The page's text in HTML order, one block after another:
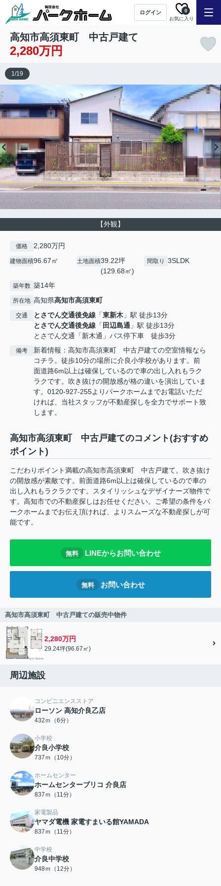
ログイン
お気に入り
0
高知市高須東町 中古戸建て
2,280万円
【外観】
1/19
価格 2,280万円
建物面積96.67㎡ 土地面積39.22坪
(129.68㎡)
間取り 3SLDK
築年数 築14年
所在地 高知県高知市高須東町
交通 とさでん交通後免線 「東新木 」駅 徒歩13分
とさでん交通後免線 「 田辺島通 」駅 徒歩13分
とさでん交通「新木通」バス停下車 徒歩3分
備考
新着情報：高知市高須東町 中古戸建ての空室情報なら
コチラ。徒歩10分の場所に介良小学校があります。前
面道路6m以上は確保しているので車の出し入れもラク
ラクです。吹き抜けの開放感が格の違いを演出していま
す。0120-927-255よりパークホームまでお電話いただ
ければ、当社スタッフが不動産探しを全力でサポート致
します。
高知市高須東町 中古戸建てのコメント(おすすめ
ポイント)
こだわりポイント満載の高知市高須東町 中古戸建て。吹き抜け
の開放感が素敵です。前面道路6m以上は確保しているので車の
出し入れもラクラクです。スタイリッシュなデザイナーズ物件で
す。高知市での不動産探しはお任せください。ご希望の条件をパ
ークホームまでお伝え頂ければ、よりスムーズな不動産探しが可
能です。
無料 LINEからお問い合わせ
無料 お問い合わせ
高知市高須東町 中古戸建ての販売中物件
2,280万円
29.24坪(96.67㎡)
周辺施設
コンビニエンスストア
ローソン 高知介良乙店
432ｍ（6分）
小学校
介良小学校
737ｍ（10分）
ホームセンター
ホームセンターブリコ 介良店
837ｍ（11分）
家電製品
ヤマダ電機 家電すまいる館YAMADA
837ｍ（11分）
中学校
介良中学校
948ｍ（12分）